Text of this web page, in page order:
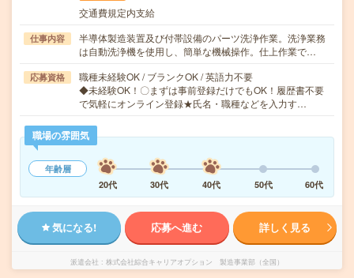
交通費規定内支給
仕事内容
半導体製造装置及び付帯設備のパーツ洗浄作業。洗浄業務
は自動洗浄機を使用し、簡単な機械操作。仕上作業で…
応募資格
職種未経験OK / ブランクOK / 英語力不要
◆未経験OK！〇まずは事前登録だけでもOK！履歴書不要
で気軽にオンライン登録★氏名・職種などを入力す…
職場の雰囲気
年齢層
20代
30代 40代 50代 60代
気になる! 応募へ進む 詳しく見る
派遣会社 株式会社綜合キャリアオプション 製造事業部（全国）